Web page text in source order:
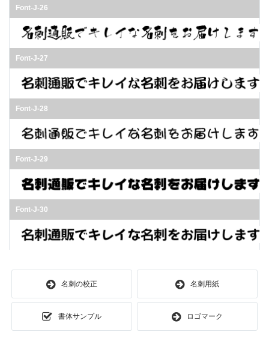
Font-J-26
Font-J-27
Font-J-28
Font-J-29
Font-J-30
名刺の校正 名刺用紙
書体サンプル ロゴマーク